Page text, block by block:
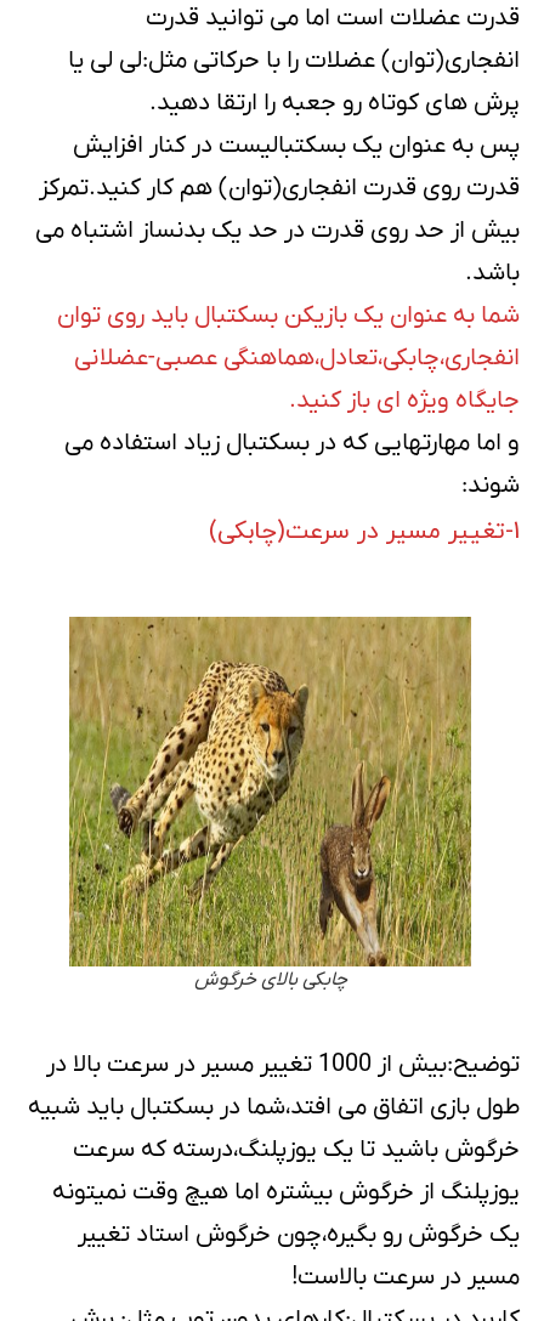
قدرت عضلات است اما می توانید قدرت
انفجاری(توان) عضلات را با حرکاتی مثل:لی لی یا
پرش های کوتاه رو جعبه را ارتقا دهید.
پس به عنوان یک بسکتبالیست در کنار افزایش
قدرت روی قدرت انفجاری(توان) هم کار کنید.تمرکز
بیش از حد روی قدرت در حد یک بدنساز اشتباه می
باشد.
شما به عنوان یک بازیکن بسکتبال باید روی توان
انفجاری،چابکی،تعادل،هماهنگی عصبی-عضلانی
جایگاه ویژه ای باز کنید.
و اما مهارتهایی که در بسکتبال زیاد استفاده می
شوند:
1-تغییر مسیر در سرعت(چابکی)
چابکی بالای خرگوش
توضیح:بیش از 1000 تغییر مسیر در سرعت بالا در
طول بازی اتفاق می افتد،شما در بسکتبال باید شبیه
خرگوش باشید تا یک یوزپلنگ،درسته که سرعت
یوزپلنگ از خرگوش بیشتره اما هیچ وقت نمیتونه
یک خرگوش رو بگیره،چون خرگوش استاد تغییر
مسیر در سرعت بالاست!